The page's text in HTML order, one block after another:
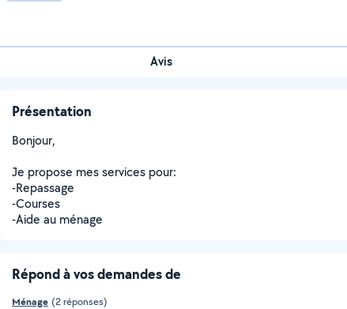
Avis
Présentation
Bonjour,
Je propose mes services pour:
-Repassage
-Courses
-Aide au ménage
Répond à vos demandes de
Ménage (2 réponses)